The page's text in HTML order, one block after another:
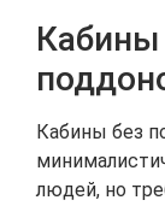
Кабины
Кабины без
людей, но